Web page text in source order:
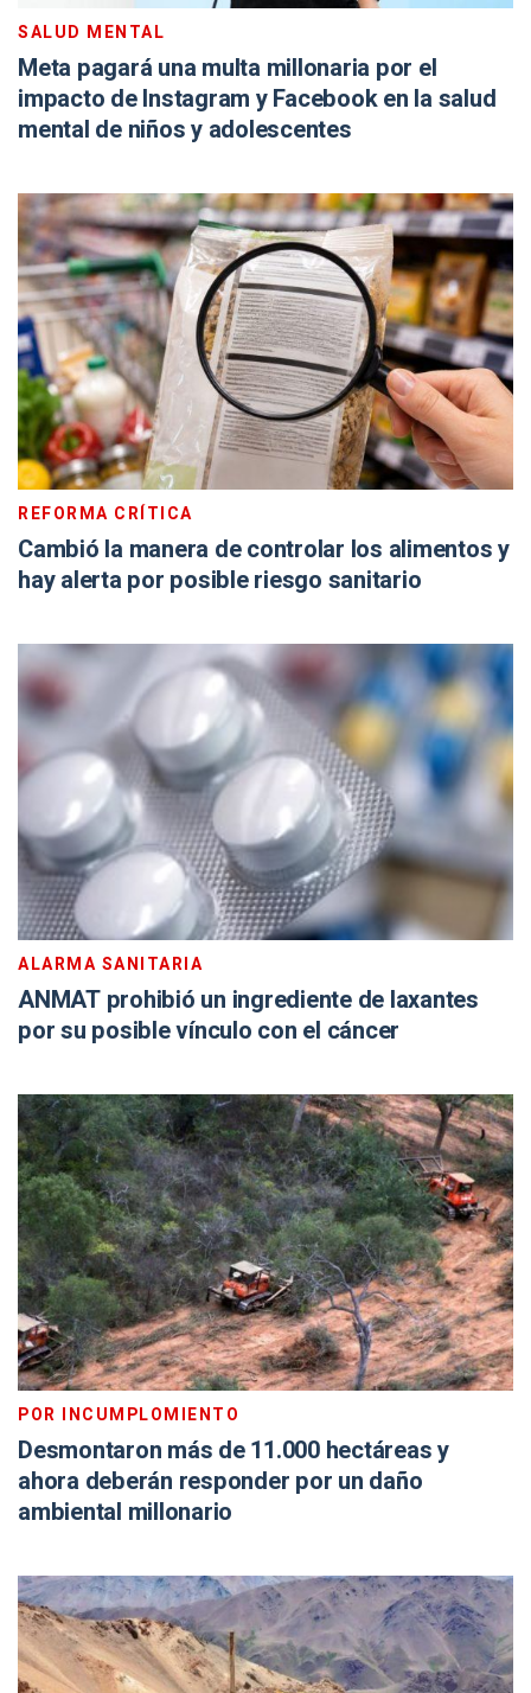
SALUD MENTAL
Meta pagará una multa millonaria por el
impacto de Instagram y Facebook en la salud
mental de niños y adolescentes
REFORMA CRÍTICA
Cambió la manera de controlar los alimentos y
hay alerta por posible riesgo sanitario
ALARMA SANITARIA
ANMAT prohibió un ingrediente de laxantes
por su posible vínculo con el cáncer
POR INCUMPLOMIENTO
Desmontaron más de 11.000 hectáreas y
ahora deberán responder por un daño
ambiental millonario